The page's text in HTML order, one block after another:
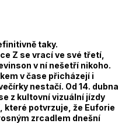
taky.
Z se vrací ve své třetí,
v ní nešetří nikoho.
v čase přicházejí i
nestačí. Od 14. dubna
z kultovní vizuální jízdy
které potvrzuje, že Euforie
zrcadlem dnešní